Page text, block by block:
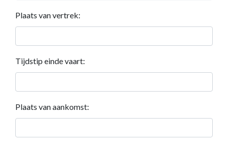
Plaats van vertrek:
Tijdstip einde vaart:
Plaats van aankomst: